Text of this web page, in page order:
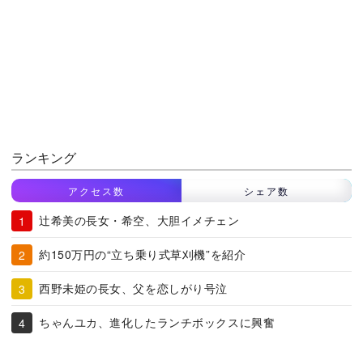
ランキング
アクセス数 シェア数
辻希美の長女・希空、大胆イメチェン
約150万円の“立ち乗り式草刈機”を紹介
西野未姫の長女、父を恋しがり号泣
ちゃんユカ、進化したランチボックスに興奮